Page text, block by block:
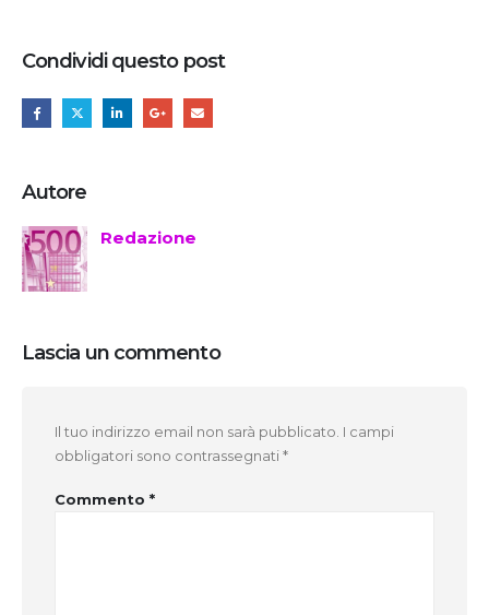
Condividi questo post
Autore
Redazione
Lascia un commento
Il tuo indirizzo email non sarà pubblicato. I campi
obbligatori sono contrassegnati*
Commento *